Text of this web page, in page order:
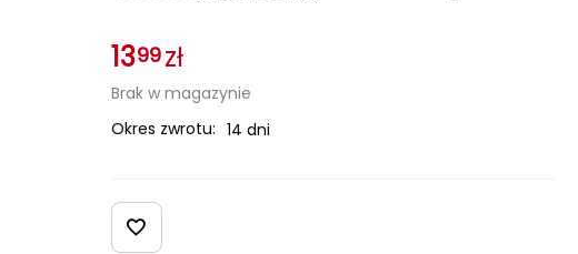
1399zł
Brak w magazynie
Okres zwrotu: 14 dni